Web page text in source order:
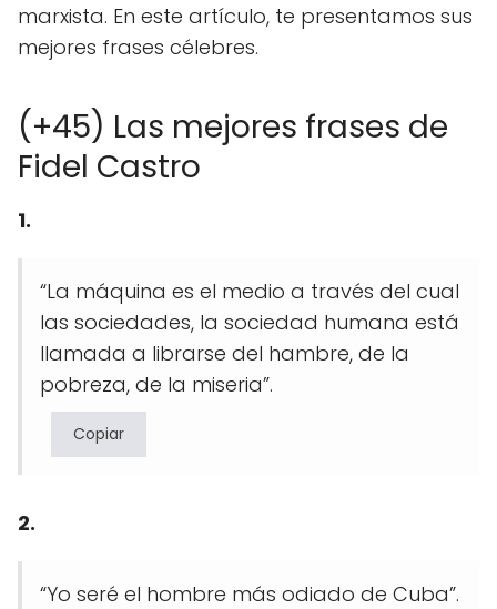
marxista. En este artículo, te presentamos sus
mejores frases célebres.
(+45) Las mejores frases de
Fidel Castro
1.
“La máquina es el medio a través del cual
las sociedades, la sociedad humana está
llamada a librarse del hambre, de la
pobreza, de la miseria”.
Copiar
2.
“Yo seré el hombre más odiado de Cuba”.